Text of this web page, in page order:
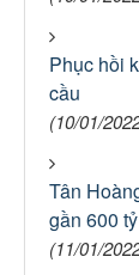
Phục hồi
cầu
(10/01/
Tân
gần 600
(11/01/